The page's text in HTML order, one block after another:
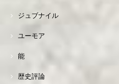
ジュブナイル
ユーモア
能
歴史評論